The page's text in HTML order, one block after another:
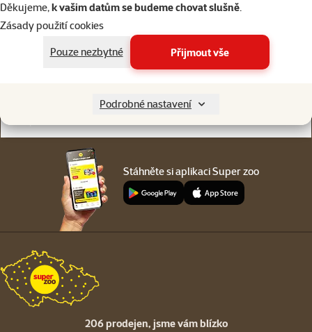
Děkujeme,k vašim datům se budeme chovat slušně.
Zásady použití cookies
Pouze nezbytné
Přijmout vše
Podrobné nastavení
Online chat
jsme vám blízko
Stáhněte si aplikaci Super zoo
206 prodejen, jsme vám blízko